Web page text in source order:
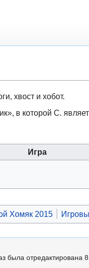
хвост и хобот.
в которой С.
Игра
Хомяк 2015
была отредактирована 8